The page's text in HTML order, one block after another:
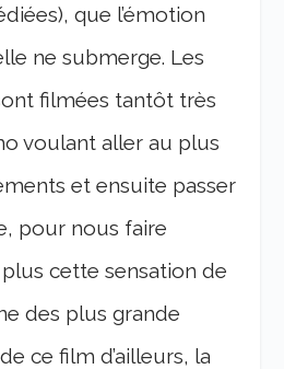
que l’émotion
ne submerge. Les
filmées tantôt très
voulant aller au plus
et ensuite passer
pour nous faire
cette sensation de
des plus grande
ce film d’ailleurs, la